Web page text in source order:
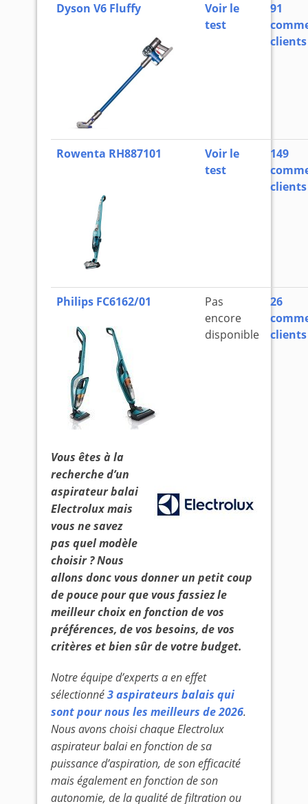
Dyson V6 Fluffy
Voir le
test
91
clients
Rowenta RH887101
Voir le
test
149
clients
Philips FC6162/01
Pas
encore
disponible
26
clients
Vous êtes à la
recherche d’un
aspirateur balai
Electrolux mais
vous ne savez
pas quel modèle
choisir ? Nous
allons donc vous donner un petit coup
de pouce pour que vous fassiez le
meilleur choix en fonction de vos
préférences, de vos besoins, de vos
critères et bien sûr de votre budget.
Notre équipe d’experts a en effet
sélectionné3 aspirateurs balais qui
sont pour nous les meilleurs de 2026.
Nous avons choisi chaque Electrolux
aspirateur balai en fonction de sa
puissance d’aspiration, de son efficacité
mais également en fonction de son
autonomie, de la qualité de filtration ou